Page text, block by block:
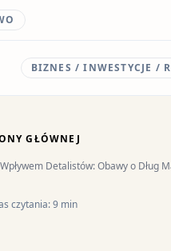
BIZNES / INWESTYCJE /
GŁÓWNEJ
Detalistów: Obawy o Dług
czytania: 9 min